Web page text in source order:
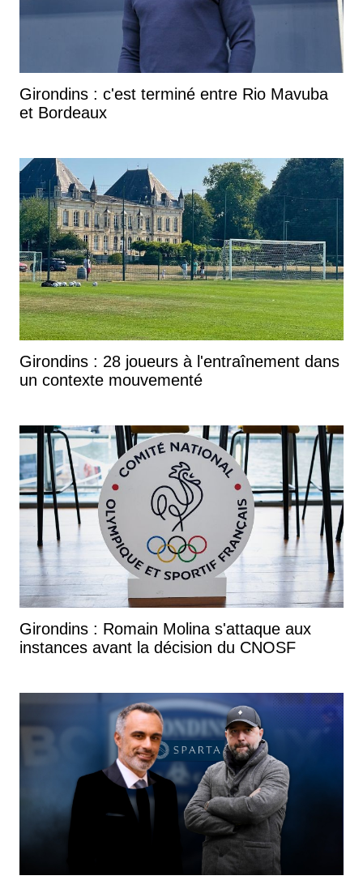
Girondins : c'est terminé entre Rio Mavuba
et Bordeaux
Girondins : 28 joueurs à l'entraînement dans
un contexte mouvementé
Girondins : Romain Molina s'attaque aux
instances avant la décision du CNOSF